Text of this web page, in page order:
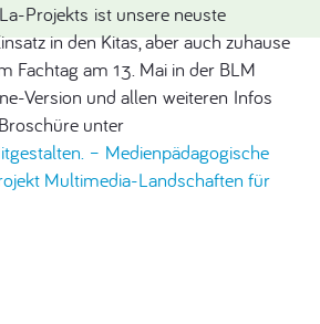
Projekts ist unsere neuste
in den Kitas, aber auch zuhause
Fachtag am 13. Mai in der BLM
Version und allen weiteren Infos
unter
– Medienpädagogische
Multimedia-Landschaften für